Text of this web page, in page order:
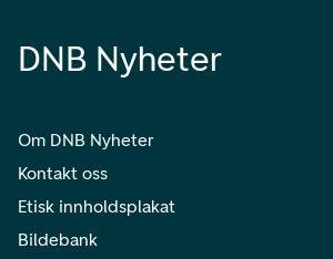
DNB Nyheter
Om DNB Nyheter
Kontakt oss
Etisk innholdsplakat
Bildebank